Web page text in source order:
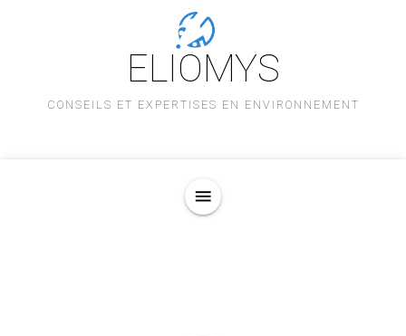
ELIOMYS
CONSEILS ET EXPERTISES EN ENVIRONNEMENT
menu